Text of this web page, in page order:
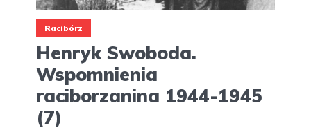
Racibórz
Henryk Swoboda.
Wspomnienia
raciborzanina 1944-1945
(7)